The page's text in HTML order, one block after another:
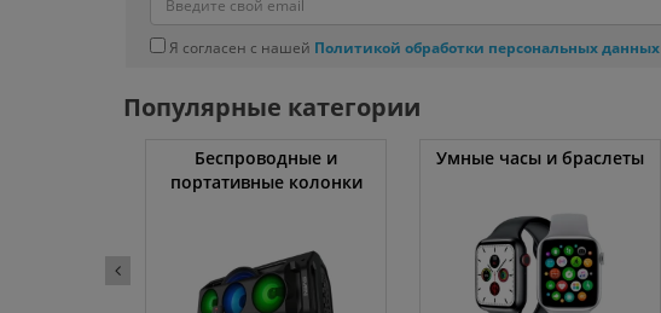
Я согласен с нашей Политикой обработки персональных данных
Популярные категории
Беспроводные и
портативные колонки
Умные часы и браслеты